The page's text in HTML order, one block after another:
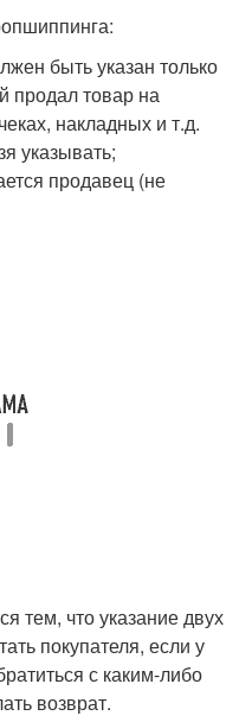
быть указан только
продал товар на
накладных и т.д.
указывать;
продавец (не
тем, что указание двух
покупателя, если у
с каким-либо
возврат.